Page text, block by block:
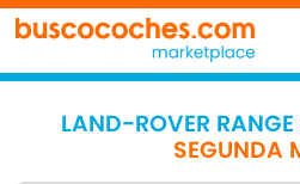
LAND-ROVER RANGE
SEGUNDA